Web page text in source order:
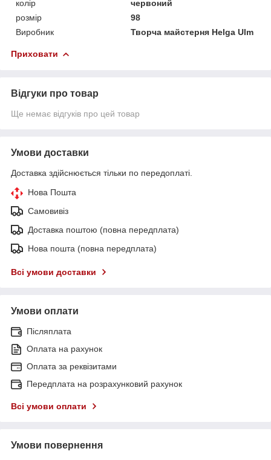
колір
червоний
розмір
98
Виробник
Творча майстерня Helga Ulm
Приховати
Відгуки про товар
Ще немає відгуків про цей товар
Умови доставки
Доставка здійснюється тільки по передоплаті.
Нова Пошта
Самовивіз
Доставка поштою (повна передплата)
Нова пошта (повна передплата)
Всі умови доставки
Умови оплати
Післяплата
Оплата на рахунок
Оплата за реквізитами
Передплата на розрахунковий рахунок
Всі умови оплати
Умови повернення